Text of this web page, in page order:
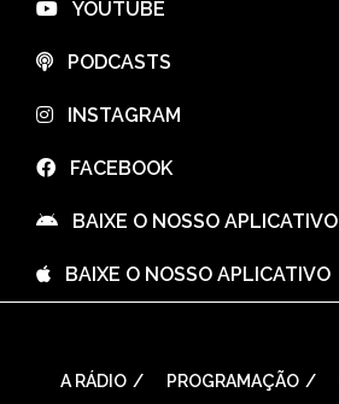
⠀YOUTUBE
⠀PODCASTS
⠀INSTAGRAM
⠀FACEBOOK
⠀BAIXE O NOSSO APLICATIVO
⠀BAIXE O NOSSO APLICATIVO
A RÁDIO PROGRAMAÇÃO